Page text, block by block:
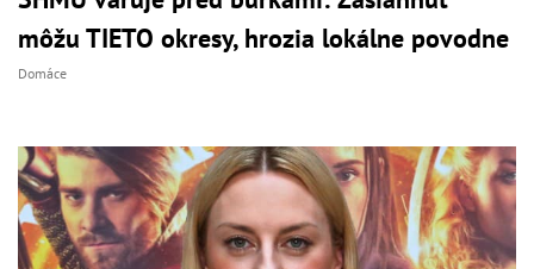
môžu TIETO okresy, hrozia lokálne povodne
Domáce